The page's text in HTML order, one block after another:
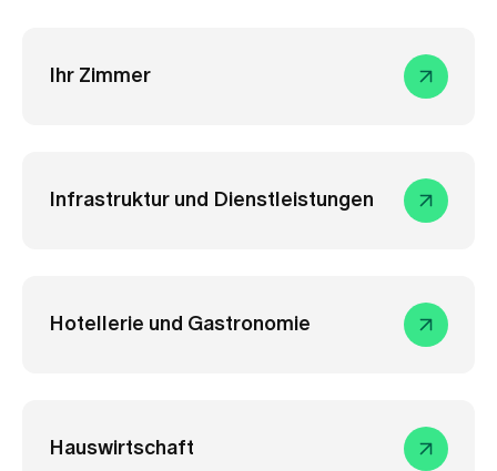
Ihr Zimmer
Infrastruktur und Dienstleistungen
Hotellerie und Gastronomie
Hauswirtschaft